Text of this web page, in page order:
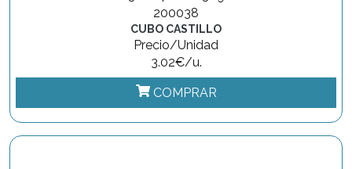
200038
CUBO CASTILLO
Precio/Unidad
3.02€/u.
COMPRAR